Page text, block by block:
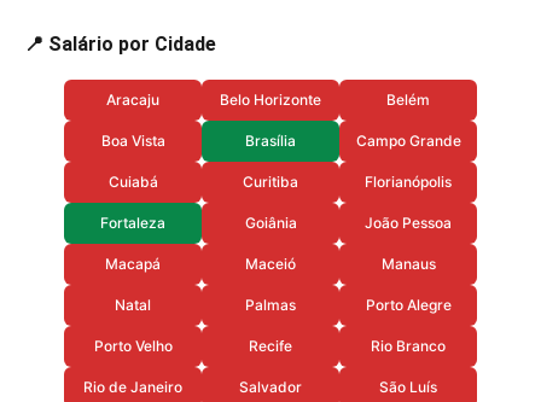
📍 Salário por Cidade
Aracaju Belo Horizonte Belém
Boa Vista Brasília Campo Grande
Cuiabá Curitiba Florianópolis
Fortaleza Goiânia João Pessoa
Macapá Maceió Manaus
Natal Palmas Porto Alegre
Porto Velho Recife Rio Branco
Rio de Janeiro Salvador São Luís